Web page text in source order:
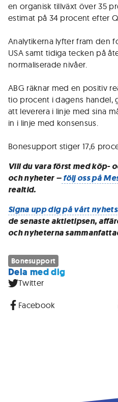
en organisk tillväxt över 35
estimat på 34 procent efter
Analytikerna lyfter fram den
USA samt tidiga tecken på
normaliserade nivåer.
ABG räknar med en positiv
tio procent i dagens handel,
att leverera i linje med sina
in i linje med konsensus.
Bonesupport stiger 17,6
Vill du vara först med köp-
och nyheter –följ oss på
realtid.
Signa upp dig på vårt
de senaste aktietipsen,
och nyheterna
Bonesupport
Dela med dig
Twitter
Facebook